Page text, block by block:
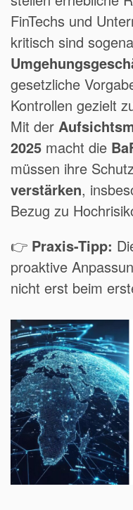
FinTechs und
kritisch sind
gesetzliche
Kontrollen gezielt
Mit der
2025 macht die
müssen ihre
verstärken,
Bezug zu
👉 Praxis-Tipp:
proaktive
nicht erst beim